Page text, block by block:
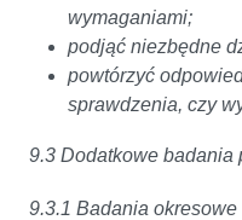
wymaganiami;
podjąć niezbędne
powtórzyć
sprawdzenia, czy
9.3 Dodatkowe badania
9.3.1 Badania okresowe